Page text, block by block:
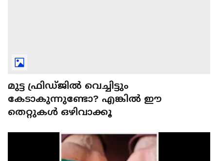
മുട്ട ഫ്രിഡ്ജിൽ വെച്ചിട്ടും
കേടാകുന്നുണ്ടോ? എങ്കിൽ ഈ
തെറ്റുകൾ ഒഴിവാക്കൂ